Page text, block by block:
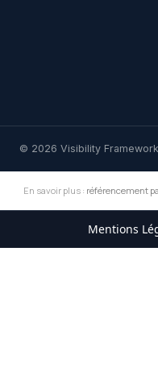
© 2026 Visibility Framework
En savoir plus : référencement
Mentions